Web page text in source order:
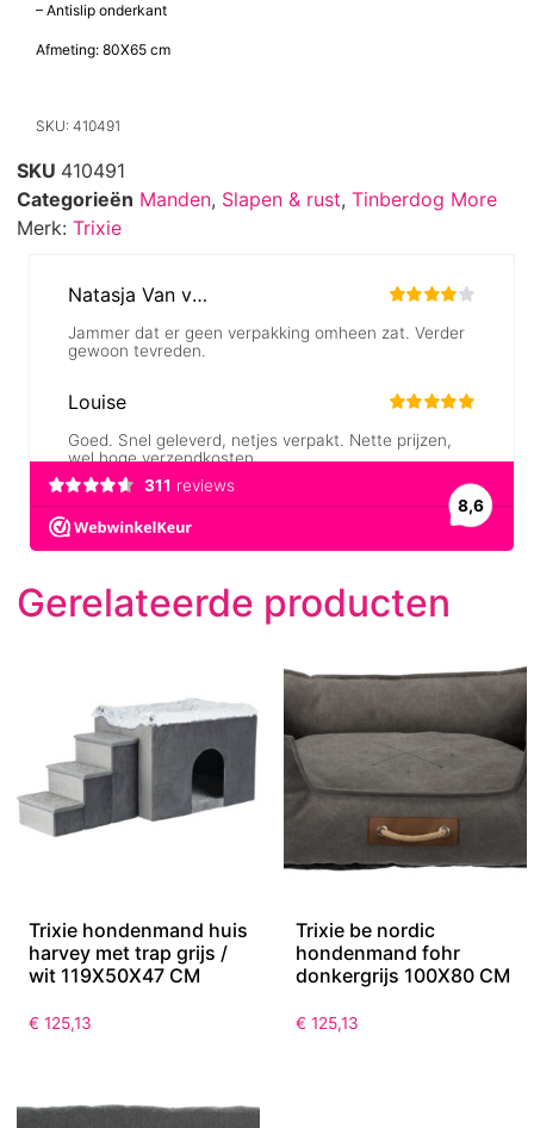
– Antislip onderkant
Afmeting: 80X65 cm
SKU: 410491
SKU 410491
Categorieën Manden, Slapen & rust, Tinberdog More
Merk: Trixie
Gerelateerde producten
Trixie hondenmand huis
harvey met trap grijs /
wit 119X50X47 CM
€ 125,13
Trixie be nordic
hondenmand fohr
donkergrijs 100X80 CM
€ 125,13